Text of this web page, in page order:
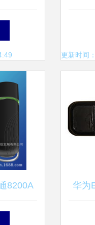
无
更新时间
8200A
价格、
华为